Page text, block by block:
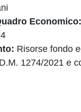
Economico:
Risorse fondo
1274/2021 e